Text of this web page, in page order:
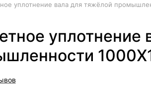
уплотнение вала для тяжёлой
уплотнение